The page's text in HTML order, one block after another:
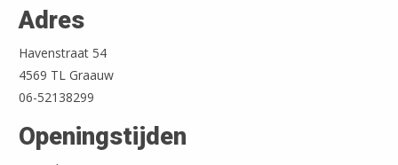
Adres
Havenstraat 54
4569 TL Graauw
06-52138299
Openingstijden